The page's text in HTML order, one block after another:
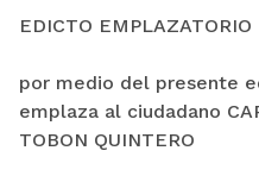
EDICTO EMPLAZATORIO
por medio del presente
emplaza al ciudadano
TOBON QUINTERO